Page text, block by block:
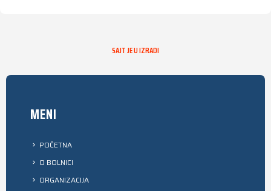
SAJT JE U IZRADI
MENI
POČETNA
O BOLNICI
ORGANIZACIJA